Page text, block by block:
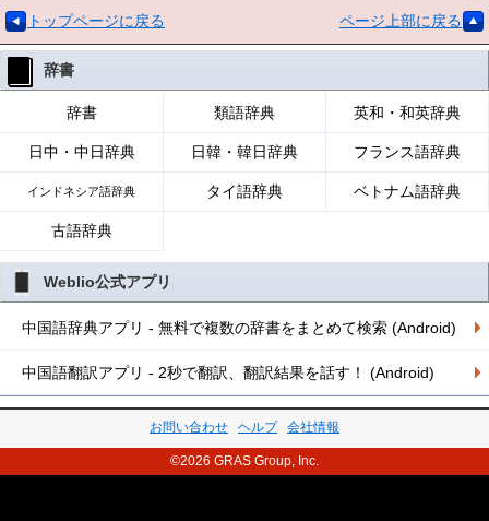
トップページに戻る ページ上部に戻る
辞書
辞書 類語辞典 英和・和英辞典
日中・中日辞典 日韓・韓日辞典 フランス語辞典
インドネシア語辞典 タイ語辞典 ベトナム語辞典
古語辞典
Weblio公式アプリ
中国語辞典アプリ - 無料で複数の辞書をまとめて検索 (Android)
中国語翻訳アプリ - 2秒で翻訳、翻訳結果を話す！ (Android)
お問い合わせ ヘルプ 会社情報
©2026 GRAS Group, Inc.